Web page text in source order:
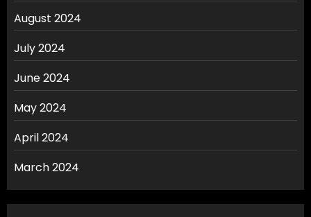
August 2024
July 2024
June 2024
May 2024
April 2024
March 2024